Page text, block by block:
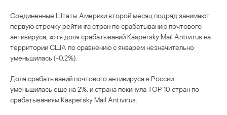
Соединенные Штаты Америки второй месяц подряд занимают
первую строчку рейтинга стран по срабатыванию почтового
антивируса, хотя доля срабатываний Kaspersky Mail Antivirus на
территории США по сравнению с январем незначительно
уменьшилась (-0,2%).
Доля срабатываний почтового антивируса в России
уменьшилась еще на 2%, и страна покинула ТОР 10 стран по
срабатываниям Kaspersky Mail Antivirus.